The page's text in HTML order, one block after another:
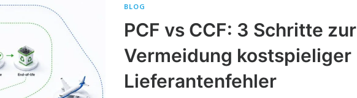
BLOG
PCF vs CCF: 3 Schritte zur
Vermeidung kostspieliger
Lieferantenfehler